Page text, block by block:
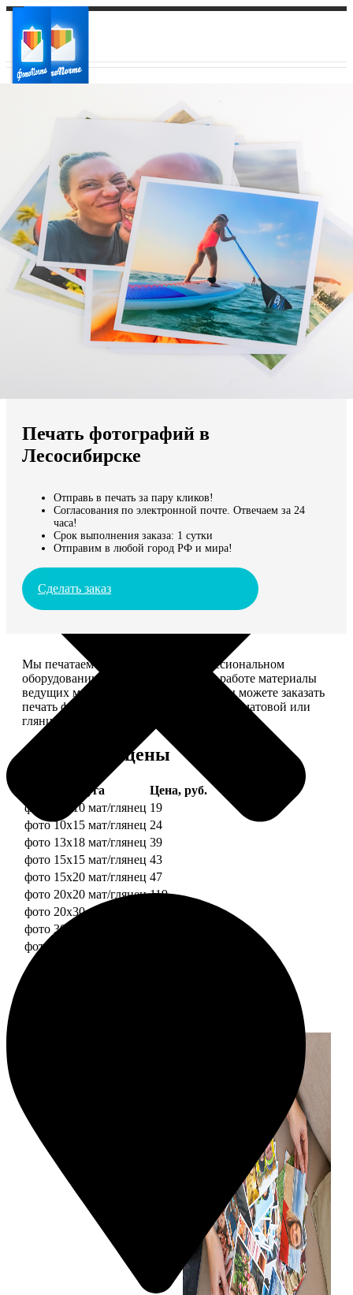
Ваш регион доставки
Выберите из списка:
Мы доставляем по всему миру
Продолжить без города
Печать фотографий в
Лесосибирске
Отправь в печать за пару кликов!
Согласования по электронной почте. Отвечаем за 24
часа!
Срок выполнения заказа: 1 сутки
Отправим в любой город РФ и мира!
Сделать заказ
Мы печатаем фотографии на профессиональном
оборудовании Noritsu, используем в работе материалы
ведущих мировых производителей. Вы можете заказать
печать фотографий разных форматов на матовой или
глянцевой фотобумаге.
Форматы и цены
Услуга
Цена, руб.
фото 10х10 мат/глянец 19
фото 10х15 мат/глянец 24
фото 13х18 мат/глянец 39
фото 15х15 мат/глянец 43
фото 15х20 мат/глянец 47
фото 20х20 мат/глянец 119
фото 20х30 мат/глянец
фото 30х30 мат/глянец
фото 30х40 мат/глянец